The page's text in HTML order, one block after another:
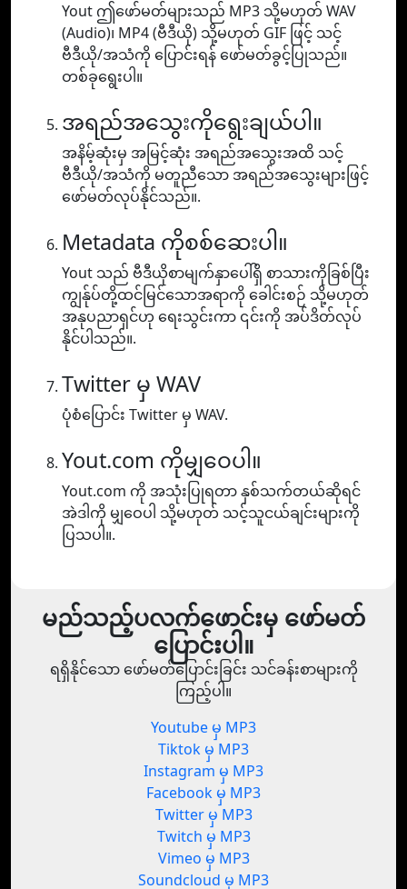
Yout ဤဖော်မတ်များသည် MP3 သို့မဟုတ် WAV
(Audio)၊ MP4 (ဗီဒီယို) သို့မဟုတ် GIF ဖြင့် သင့်
ဗီဒီယို/အသံကို ပြောင်းရန် ဖော်မတ်ခွင့်ပြုသည်။
တစ်ခုရွေးပါ။
အရည်အသွေးကိုရွေးချယ်ပါ။
အနိမ့်ဆုံးမှ အမြင့်ဆုံး အရည်အသွေးအထိ သင့်
ဗီဒီယို/အသံကို မတူညီသော အရည်အသွေးများဖြင့်
ဖော်မတ်လုပ်နိုင်သည်။.
Metadata ကိုစစ်ဆေးပါ။
Yout သည် ဗီဒီယိုစာမျက်နှာပေါ်ရှိ စာသားကိုခြစ်ပြီး
ကျွန်ုပ်တို့ထင်မြင်သောအရာကို ခေါင်းစဉ် သို့မဟုတ်
အနုပညာရှင်ဟု ရေးသွင်းကာ ၎င်းကို အပ်ဒိတ်လုပ်
နိုင်ပါသည်။.
Twitter မှ WAV
ပုံစံပြောင်း Twitter မှ WAV.
Yout.com ကိုမျှဝေပါ။
Yout.com ကို အသုံးပြုရတာ နှစ်သက်တယ်ဆိုရင်
အဲဒါကို မျှဝေပါ သို့မဟုတ် သင့်သူငယ်ချင်းများကို
ပြသပါ။.
မည်သည့်ပလက်ဖောင်းမှ ဖော်မတ်
ပြောင်းပါ။
ရရှိနိုင်သော ဖော်မတ်ပြောင်းခြင်း သင်ခန်းစာများကို
ကြည့်ပါ။
Youtube မှ MP3
Tiktok မှ MP3
Instagram မှ MP3
Facebook မှ MP3
Twitter မှ MP3
Twitch မှ MP3
Vimeo မှ MP3
Soundcloud မှ MP3